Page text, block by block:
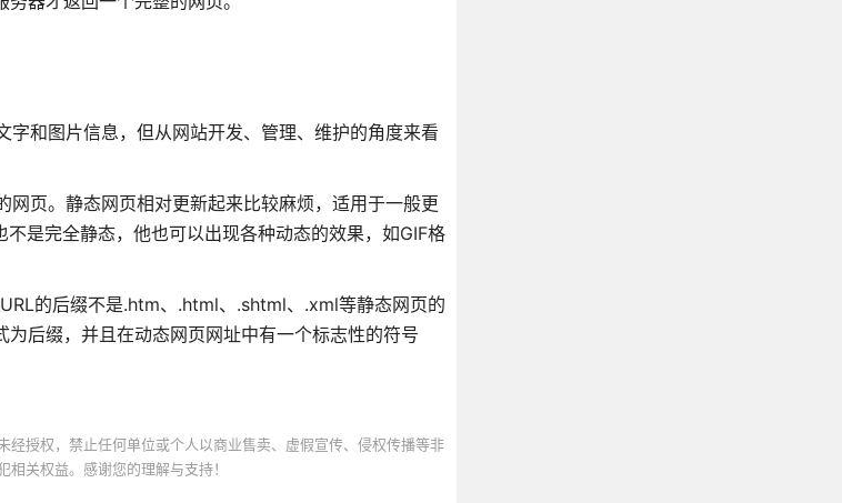
和图片信息，但从网站开发、管理、维护的角度来看
页。静态网页相对更新起来比较麻烦，适用于一般更
是完全静态，他也可以出现各种动态的效果，如GIF格
的后缀不是.htm、.html、.shtml、.xml等静态网页的
后缀，并且在动态网页网址中有一个标志性的符号
授权，禁止任何单位或个人以商业售卖、虚假宣传、侵权传播等非
关权益。感谢您的理解与支持！